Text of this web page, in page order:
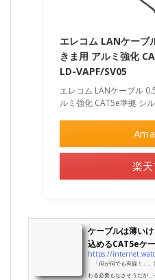
エレコム LANケーブ
きま用 アルミ強化
LD-VAPF/SV05
エレコム LANケーブル
ルミ強化 CAT5e準拠 シ
楽
ケーブルは薄い
込めるCAT5eケ
「何が何でも有線！」。
わる必要もなさそうだが